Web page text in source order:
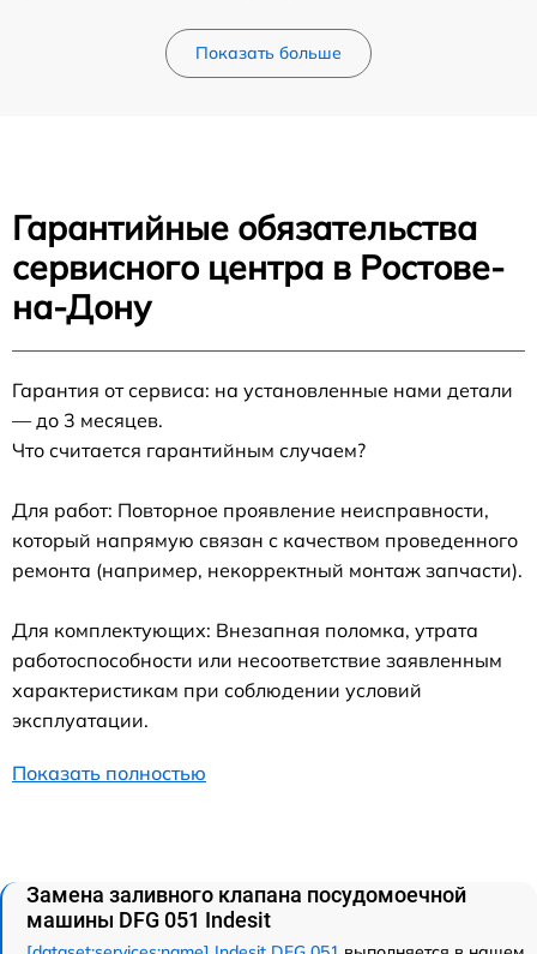
Показать больше
Гарантийные обязательства
сервисного центра в Ростове-
на-Дону
Гарантия от сервиса: на установленные нами детали
— до 3 месяцев.
Что считается гарантийным случаем?
Для работ: Повторное проявление неисправности,
который напрямую связан с качеством проведенного
ремонта (например, некорректный монтаж запчасти).
Для комплектующих: Внезапная поломка, утрата
работоспособности или несоответствие заявленным
характеристикам при соблюдении условий
эксплуатации.
Показать полностью
Замена заливного клапана посудомоечной
машины DFG 051 Indesit